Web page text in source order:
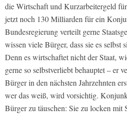
die Wirtschaft und Kurzarbeitergeld
jetzt noch 130 Milliarden für ein
Bundesregierung verteilt gerne
wissen viele Bürger, dass sie es selbst
Denn es wirtschaftet nicht der Staat,
gerne so selbstverliebt behauptet – er
Bürger in den nächsten Jahrzehnten
wer das weiß, wird vorsichtig.
Bürger zu täuschen: Sie zu locken mit